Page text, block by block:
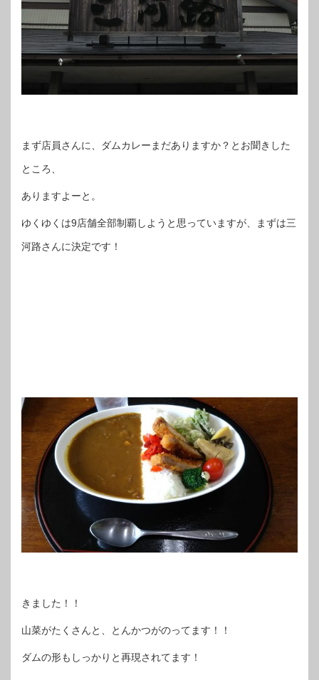
まず店員さんに、ダムカレーまだありますか？とお聞きした
ところ、
ありますよーと。
ゆくゆくは9店舗全部制覇しようと思っていますが、まずは三
河路さんに決定です！
きました！！
山菜がたくさんと、とんかつがのってます！！
ダムの形もしっかりと再現されてます！